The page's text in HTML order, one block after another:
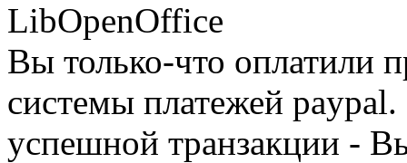
LibOpenOffice
Вы только-что
системы платежей
успешной транзакции -